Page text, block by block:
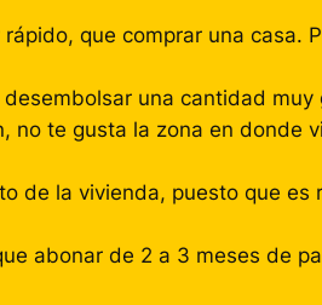
que comprar una casa.
una cantidad
no te gusta la zona en donde
de la vivienda, puesto que es
abonar de 2 a 3 meses de